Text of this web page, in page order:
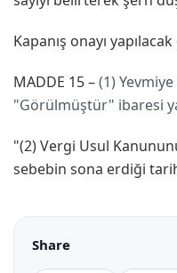
Kapanış onayı
MADDE 15 –(1)
"Görülmüştür" ibaresi
"(2) Vergi Usul
sebebin sona erdiği
Share